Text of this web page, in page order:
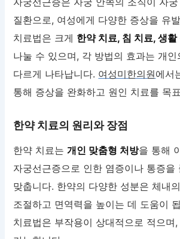
질환으로, 여성에게 다양한 증상을 유
치료법은 크게 한약 치료, 침 치료, 생활
나눌 수 있으며, 각 방법의 효과는 개
다르게 나타납니다. 여성미한의원에서
통해 증상을 완화하고 원인 치료를 목
한약 치료의 원리와 장점
한약 치료는개인 맞춤형 처방을 통해
자궁선근증으로 인한 염증이나 통증을
맞춥니다. 한약의 다양한 성분은 체내
조절하고 면역력을 높이는 데 도움이
치료법은 부작용이 상대적으로 적으며